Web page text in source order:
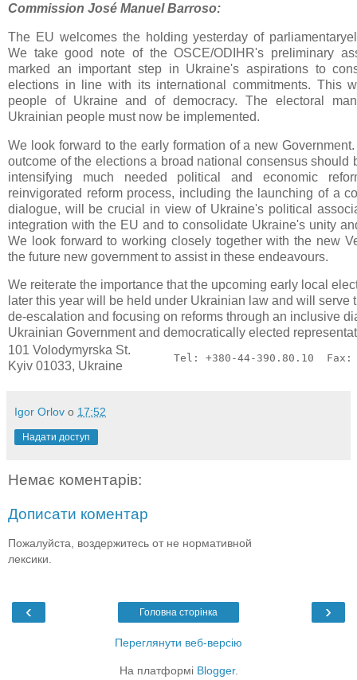
Commission José Manuel Barroso:
The EU welcomes the holding yesterday of
We take good note of the OSCE/ODIHR's preliminary
marked an important step in Ukraine's aspirations to
elections in line with its international commitments. This
people of Ukraine and of democracy. The electoral
Ukrainian people must now be implemented.
We look forward to the early formation of a new
outcome of the elections a broad national consensus should
intensifying much needed political and economic
reinvigorated reform process, including the launching of a
dialogue, will be crucial in view of Ukraine's political
integration with the EU and to consolidate Ukraine's unity
We look forward to working closely together with the new
the future new government to assist in these endeavours.
We reiterate the importance that the upcoming early local
later this year will be held under Ukrainian law and will serve
de-escalation and focusing on reforms through an inclusive
Ukrainian Government and democratically elected
101 Volodymyrska St.
Kyiv 01033, Ukraine
Tel: +380-44-390.80.10  Fax:
Igor Orlov о 17:52
Надати доступ
Немає коментарів:
Дописати коментар
Пожалуйста, воздержитесь от не нормативной
лексики.
‹ ›
Головна сторінка
Переглянути веб-версію
На платформі Blogger.